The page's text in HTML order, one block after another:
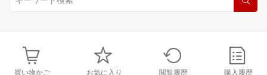
買い物かご お気に入り 閲覧履歴 購入履歴